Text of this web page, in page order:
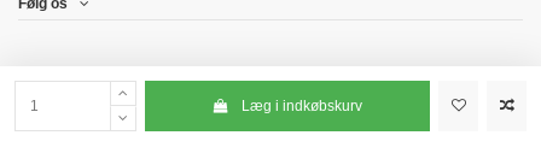
Læg i indkøbskurv
Følg os